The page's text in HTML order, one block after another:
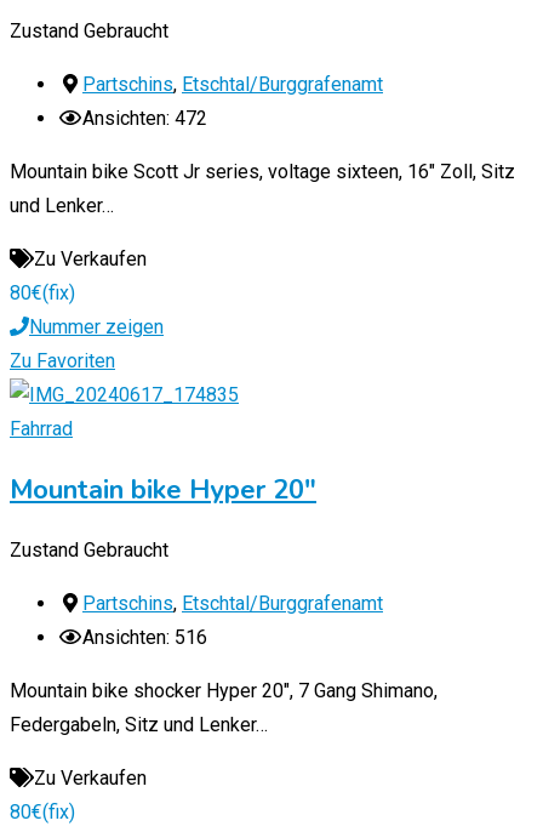
Zustand Gebraucht
Partschins, Etschtal/Burggrafenamt
Ansichten: 472
Mountain bike Scott Jr series, voltage sixteen, 16″ Zoll, Sitz
und Lenker…
Zu Verkaufen
80€(fix)
Nummer zeigen
Zu Favoriten
Fahrrad
Mountain bike Hyper 20″
Zustand Gebraucht
Partschins, Etschtal/Burggrafenamt
Ansichten: 516
Mountain bike shocker Hyper 20″, 7 Gang Shimano,
Federgabeln, Sitz und Lenker…
Zu Verkaufen
80€(fix)